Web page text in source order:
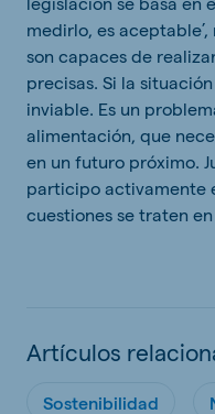
medirlo, es
son capaces de
precisas. Si la
inviable. Es un
alimentación, que
en un futuro próximo.
participo activamente
cuestiones se traten
Artículos
Sostenibilidad